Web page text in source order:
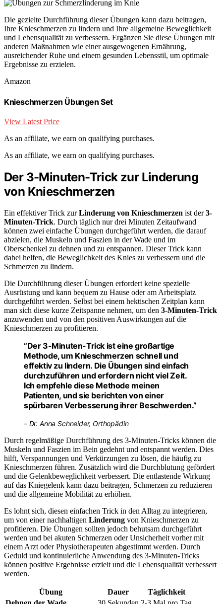
Die gezielte Durchführung dieser Übungen kann dazu beitragen,
Ihre Knieschmerzen zu lindern und Ihre allgemeine Beweglichkeit
und Lebensqualität zu verbessern. Ergänzen Sie diese Übungen mit
anderen Maßnahmen wie einer ausgewogenen Ernährung,
ausreichender Ruhe und einem gesunden Lebensstil, um optimale
Ergebnisse zu erzielen.
Amazon
Knieschmerzen Übungen Set
View Latest Price
As an affiliate, we earn on qualifying purchases.
As an affiliate, we earn on qualifying purchases.
Der 3-Minuten-Trick zur Linderung
von Knieschmerzen
Ein effektiver Trick zurLinderung von Knieschmerzen ist der3-
Minuten-Trick. Durch täglich nur drei Minuten Zeitaufwand
können zwei einfache Übungen durchgeführt werden, die darauf
abzielen, die Muskeln und Faszien in der Wade und im
Oberschenkel zu dehnen und zu entspannen. Dieser Trick kann
dabei helfen, die Beweglichkeit des Knies zu verbessern und die
Schmerzen zu lindern.
Die Durchführung dieser Übungen erfordert keine spezielle
Ausrüstung und kann bequem zu Hause oder am Arbeitsplatz
durchgeführt werden. Selbst bei einem hektischen Zeitplan kann
man sich diese kurze Zeitspanne nehmen, um den 3-Minuten-Trick
anzuwenden und von den positiven Auswirkungen auf die
Knieschmerzen zu profitieren.
“Der 3-Minuten-Trick ist eine großartige
Methode, um Knieschmerzen schnell und
effektiv zu lindern. Die Übungen sind einfach
durchzuführen und erfordern nicht viel Zeit.
Ich empfehle diese Methode meinen
Patienten, und sie berichten von einer
spürbaren Verbesserung ihrer Beschwerden.”
– Dr. Anna Schneider, Orthopädin
Durch regelmäßige Durchführung des 3-Minuten-Tricks können die
Muskeln und Faszien im Bein gedehnt und entspannt werden. Dies
hilft, Verspannungen und Verkürzungen zu lösen, die häufig zu
Knieschmerzen führen. Zusätzlich wird die Durchblutung gefördert
und die Gelenkbeweglichkeit verbessert. Die entlastende Wirkung
auf das Kniegelenk kann dazu beitragen, Schmerzen zu reduzieren
und die allgemeine Mobilität zu erhöhen.
Es lohnt sich, diesen einfachen Trick in den Alltag zu integrieren,
um von einer nachhaltigen Linderung von Knieschmerzen zu
profitieren. Die Übungen sollten jedoch behutsam durchgeführt
werden und bei akuten Schmerzen oder Unsicherheit vorher mit
einem Arzt oder Physiotherapeuten abgestimmt werden. Durch
Geduld und kontinuierliche Anwendung des 3-Minuten-Tricks
können positive Ergebnisse erzielt und die Lebensqualität verbessert
werden.
Übung Dauer
Täglichkeit